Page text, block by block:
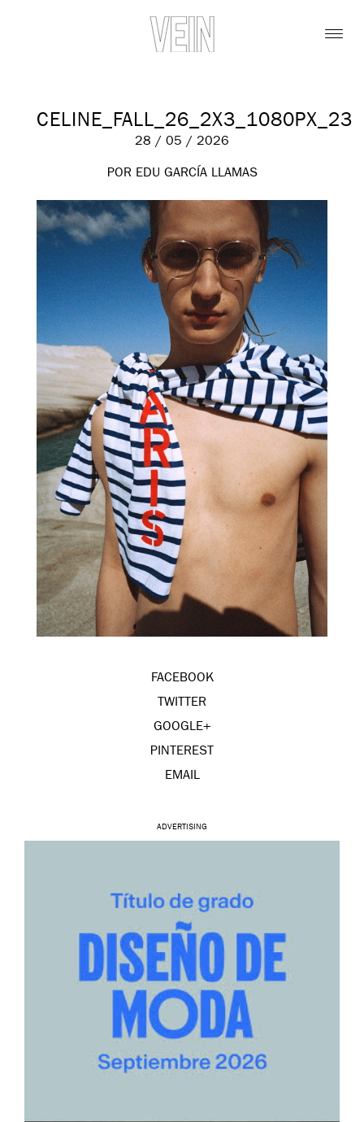
CELINE_FALL_26_2X3_1080PX_23
28 / 05 / 2026
POR EDU GARCÍA LLAMAS
FACEBOOK
TWITTER
GOOGLE+
PINTEREST
EMAIL
ADVERTISING